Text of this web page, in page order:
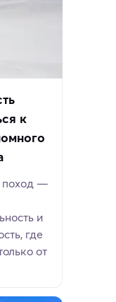
к
поход —
и
где
от